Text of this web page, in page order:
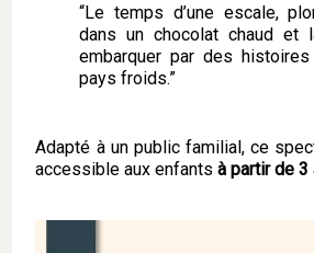
“Le temps d’une escale,
dans un chocolat chaud et
embarquer par des
pays froids.”
Adapté à un public familial, ce
accessible aux enfantsà partir de 3